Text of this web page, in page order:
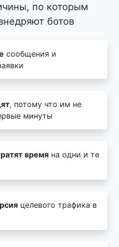
по которым
ботов
сообщения и
, потому что им не
минуты
время на одни и те
целевого трафика в